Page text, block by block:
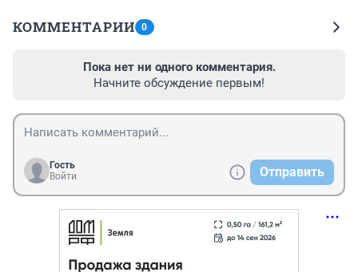
КОММЕНТАРИИ 0
Пока нет ни одного комментария.
Начните обсуждение первым!
Гость
Войти
Отправить